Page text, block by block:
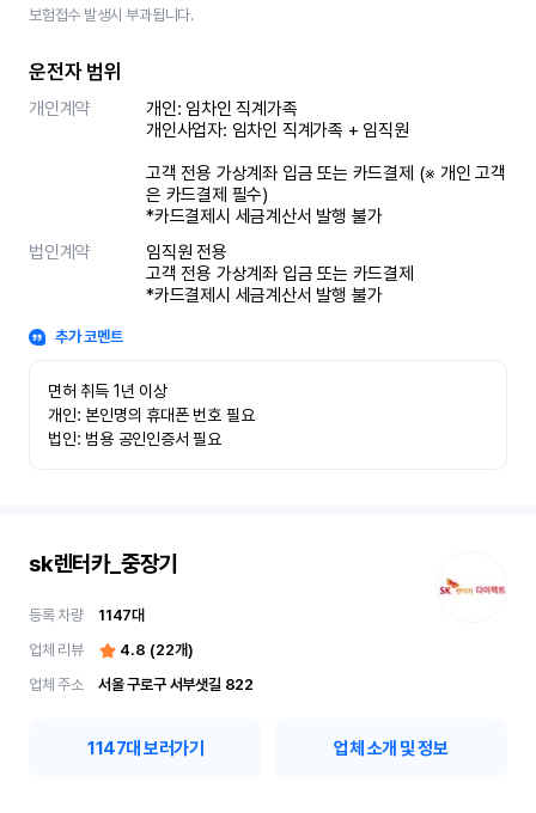
보험접수 발생시 부과됩니다.
운전자 범위
개인계약
개인: 임차인 직계가족
개인사업자: 임차인 직계가족 + 임직원
고객 전용 가상계좌 입금 또는 카드결제 (※ 개인 고객
은 카드결제 필수)
*카드결제시 세금계산서 발행 불가
법인계약
임직원 전용
고객 전용 가상계좌 입금 또는 카드결제
*카드결제시 세금계산서 발행 불가
추가 코멘트
면허 취득 1년 이상
개인: 본인명의 휴대폰 번호 필요
법인: 범용 공인인증서 필요
sk렌터카_중장기
등록 차량 1147대
업체 리뷰
4.8 (22개)
업체 주소
서울 구로구 서부샛길 822
1147대 보러가기 업체 소개 및 정보